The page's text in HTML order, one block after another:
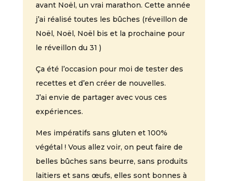
avant Noël, un vrai marathon. Cette année
j’ai réalisé toutes les bûches (réveillon de
Noël, Noël, Noël bis et la prochaine pour
le réveillon du 31 )
Ça été l’occasion pour moi de tester des
recettes et d’en créer de nouvelles.
J’ai envie de partager avec vous ces
expériences.
Mes impératifs sans gluten et 100%
végétal ! Vous allez voir, on peut faire de
belles bûches sans beurre, sans produits
laitiers et sans œufs, elles sont bonnes à